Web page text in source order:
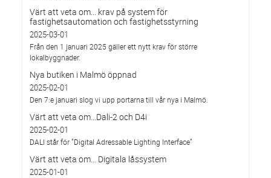
Värt att veta om... krav på system för
fastighetsautomation och fastighetsstyrning
2025-03-01
Från den 1 januari 2025 gäller ett nytt krav för större
lokalbyggnader.
Nya butiken i Malmö öppnad
2025-02-01
Den 7:e januari slog vi upp portarna till vår nya i Malmö.
Värt att veta om…Dali-2 och D4i
2025-02-01
DALI står för ”Digital Adressable Lighting Interface”
Värt att veta om… Digitala låssystem
2025-01-01